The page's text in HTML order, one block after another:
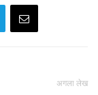
अगला लेख